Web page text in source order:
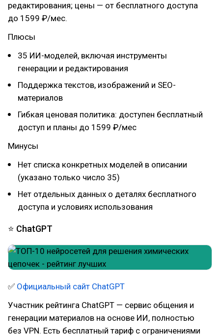
редактирования; цены — от бесплатного доступа
до 1599 ₽/мес.
Плюсы
35 ИИ-моделей, включая инструменты
генерации и редактирования
Поддержка текстов, изображений и SEO-
материалов
Гибкая ценовая политика: доступен бесплатный
доступ и планы до 1599 ₽/мес
Минусы
Нет списка конкретных моделей в описании
(указано только число 35)
Нет отдельных данных о деталях бесплатного
доступа и условиях использования
⭐ ChatGPT
✅ Официальный сайт ChatGPT
Участник рейтинга ChatGPT — сервис общения и
генерации материалов на основе ИИ, полностью
без VPN. Есть бесплатный тариф с ограничениями